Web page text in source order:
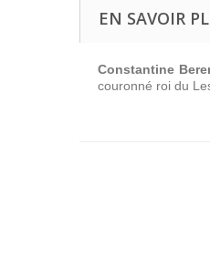
EN SAVOIR
Constantine
couronné roi du